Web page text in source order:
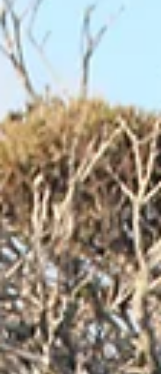
endemic-iguanas-in-martinique